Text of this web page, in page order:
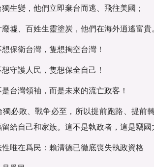
生變，他們立即棄台而逃、飛往美國；
墟、百姓生靈塗炭，他們在海外逍遙富貴。
保衛台灣，隻想掏空台灣！
守護人民，隻想保全自己！
台灣領袖，而是未來的流亡政客！
必敗、戰争必至，所以提前跑路、提前
給自己和家族。這不是執政者，這是竊國
唯在爲民：賴清德已徹底喪失執政資格